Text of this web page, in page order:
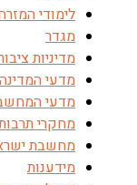
לימודי
מגדר
מדיניות
מדעי המדינה
מדעי
מחקרי
מחשבת
מידענות